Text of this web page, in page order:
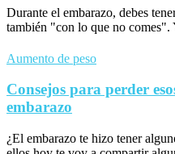
Durante el embarazo, debes
también "con lo que no comes".
Aumento de peso
Consejos para perder
embarazo
¿El embarazo te hizo tener